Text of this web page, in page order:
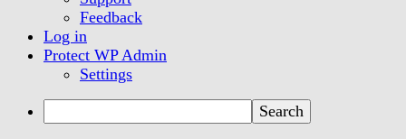
Feedback
Log in
Protect WP Admin
Settings
Search